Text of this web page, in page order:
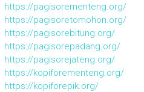
https://pagisorementeng.org/
https://pagisoretomohon.org/
https://pagisorebitung.org/
https://pagisorepadang.org/
https://pagisorejateng.org/
https://kopiforementeng.org/
https://kopiforepik.org/